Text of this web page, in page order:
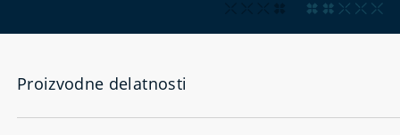
Proizvodne delatnosti